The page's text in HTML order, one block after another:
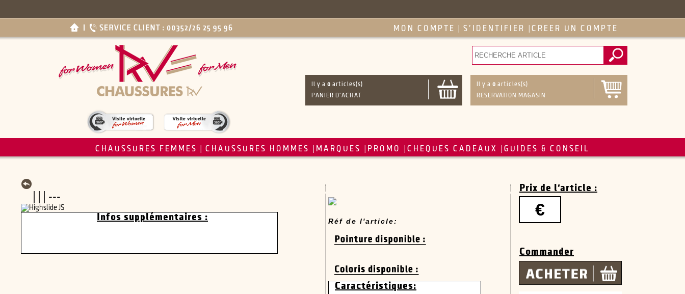
MON COMPTE S'IDENTIFIER CREER UN COMPTE
Il y a 0 articles(s)
PANIER D'ACHAT
Il y a 0 articles(s)
RESERVATION MAGASIN
CHAUSSURES FEMMES CHAUSSURES HOMMES MARQUES PROMO CHEQUES CADEAUX GUIDES & CONSEIL
| | | ---
Réf de l'article:
Caractéristiques:
Prix de l'article :
€
Commander
Infos supplémentaires :